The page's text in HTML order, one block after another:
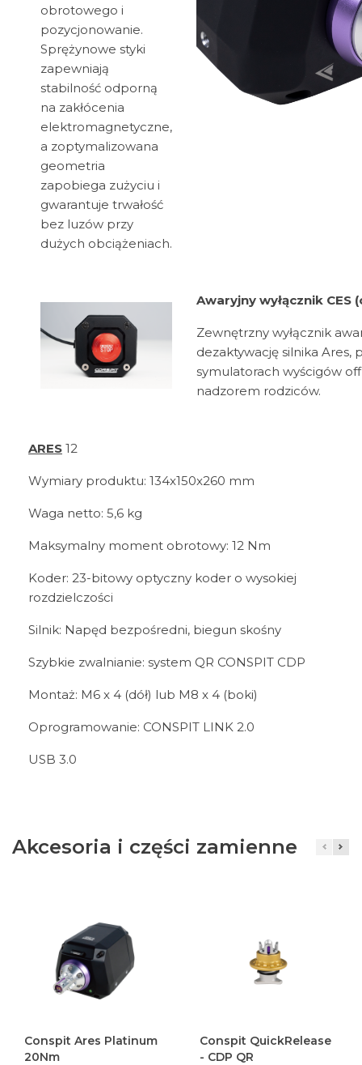
obrotowego i
pozycjonowanie.
Sprężynowe styki
zapewniają
stabilność odporną
na zakłócenia
elektromagnetyczne,
a zoptymalizowana
geometria
zapobiega zużyciu i
gwarantuje trwałość
bez luzów przy
dużych obciążeniach.
Awaryjny wyłącznik CES
Zewnętrzny wyłącznik
dezaktywację silnika Ares,
symulatorach wyścigów
nadzorem rodziców.
ARES 12
Wymiary produktu: 134x150x260 mm
Waga netto: 5,6 kg
Maksymalny moment obrotowy: 12 Nm
Koder: 23-bitowy optyczny koder o wysokiej
rozdzielczości
Silnik: Napęd bezpośredni, biegun skośny
Szybkie zwalnianie: system QR CONSPIT CDP
Montaż: M6 x 4 (dół) lub M8 x 4 (boki)
Oprogramowanie: CONSPIT LINK 2.0
USB 3.0
Akcesoria i części zamienne
Conspit Ares Platinum
20Nm
Conspit QuickRelease
- CDP QR